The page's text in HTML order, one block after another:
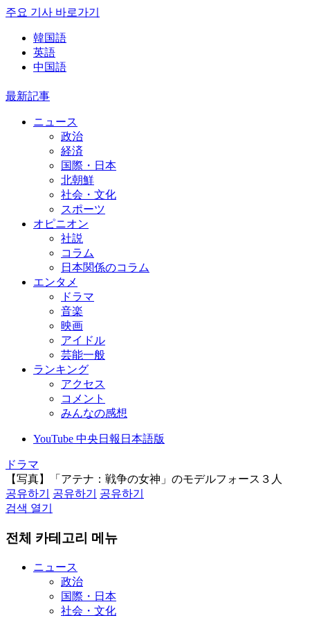
주요 기사 바로가기
韓国語
英語
中国語
最新記事
ニュース
政治
経済
国際・日本
北朝鮮
社会・文化
スポーツ
オピニオン
社説
コラム
日本関係のコラム
エンタメ
ドラマ
音楽
映画
アイドル
芸能一般
ランキング
アクセス
コメント
みんなの感想
YouTube 中央日報日本語版
ドラマ
【写真】「アテナ：戦争の女神」のモデルフォース３人
공유하기
공유하기
공유하기
검색 열기
전체 카테고리 메뉴
ニュース
政治
国際・日本
社会・文化